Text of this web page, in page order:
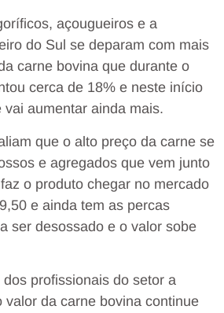
açougueiros e a
do Sul se deparam com mais
carne bovina que durante o
cerca de 18% e neste início
aumentar ainda mais.
que o alto preço da carne se
e agregados que vem junto
o produto chegar no mercado
e ainda tem as percas
ser desossado e o valor sobe
profissionais do setor a
valor da carne bovina continue